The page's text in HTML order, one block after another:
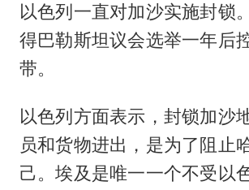
以色列一直对加沙实施封锁
得巴勒斯坦议会选举一年后
带。
以色列方面表示，封锁加沙
员和货物进出，是为了阻止
己。埃及是唯一一个不受以